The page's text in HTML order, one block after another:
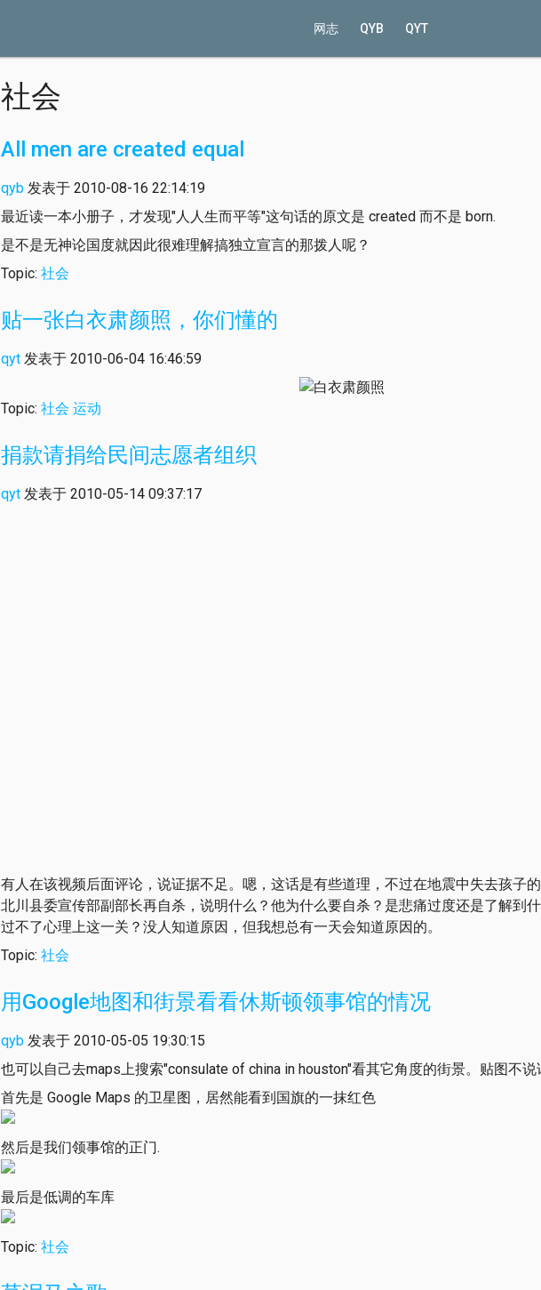
网志 QYB QYT
社会
All men are created equal
qyb 发表于 2010-08-16 22:14:19
最近读一本小册子，才发现"人人生而平等"这句话的原文是 created 而不是 born.
是不是无神论国度就因此很难理解搞独立宣言的那拨人呢？
Topic: 社会
贴一张白衣肃颜照，你们懂的
qyt 发表于 2010-06-04 16:46:59
Topic: 社会 运动
捐款请捐给民间志愿者组织
qyt 发表于 2010-05-14 09:37:17
有人在该视频后面评论，说证据不足。嗯，这话是有些道理，不过在地震中失去孩子
北川县委宣传部副部长再自杀，说明什么？他为什么要自杀？是悲痛过度还是了解到
过不了心理上这一关？没人知道原因，但我想总有一天会知道原因的。
Topic: 社会
用Google地图和街景看看休斯顿领事馆的情况
qyb 发表于 2010-05-05 19:30:15
也可以自己去maps上搜索"consulate of china in houston"看其它角度的街景。贴图不说
首先是 Google Maps 的卫星图，居然能看到国旗的一抹红色
然后是我们领事馆的正门.
最后是低调的车库
Topic: 社会